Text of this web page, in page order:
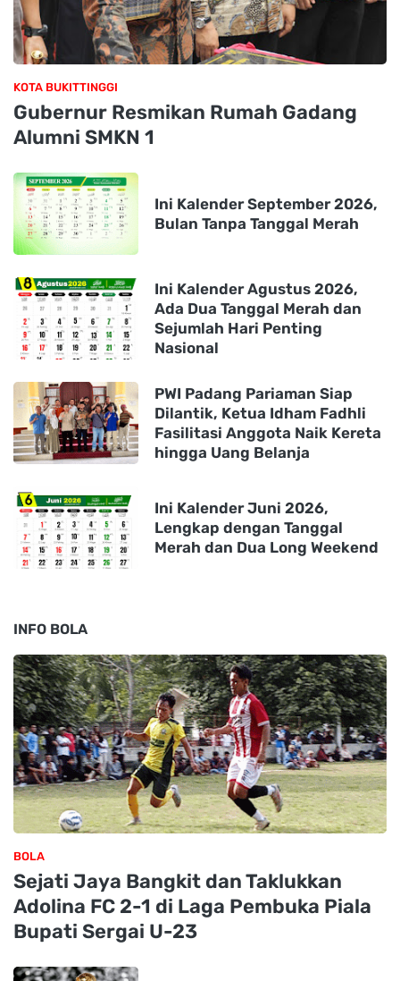
KOTA BUKITTINGGI
Gubernur Resmikan Rumah Gadang
Alumni SMKN 1
Ini Kalender September 2026,
Bulan Tanpa Tanggal Merah
Ini Kalender Agustus 2026,
Ada Dua Tanggal Merah dan
Sejumlah Hari Penting
Nasional
PWI Padang Pariaman Siap
Dilantik, Ketua Idham Fadhli
Fasilitasi Anggota Naik Kereta
hingga Uang Belanja
Ini Kalender Juni 2026,
Lengkap dengan Tanggal
Merah dan Dua Long Weekend
INFO BOLA
BOLA
Sejati Jaya Bangkit dan Taklukkan
Adolina FC 2-1 di Laga Pembuka Piala
Bupati Sergai U-23